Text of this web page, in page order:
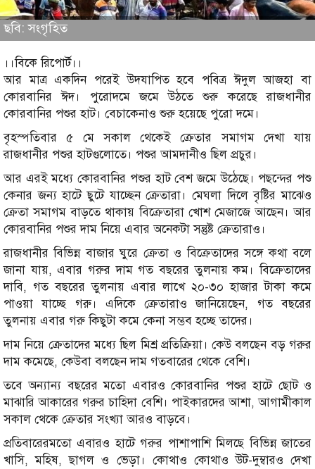
ছবি: সংগৃহিত
।।বিকে রিপোর্ট।।
আর মাত্র একদিন পরেই উদযাপিত হবে পবিত্র ঈদুল আজহা বা
কোরবানির ঈদ। পুরোদমে জমে উঠতে শুরু করেছে রাজধানীর
কোরবানির পশুর হাট। বেচাকেনাও শুরু হয়েছে পুরো দমে।
বৃহস্পতিবার ৫ মে সকাল থেকেই ক্রেতার সমাগম দেখা যায়
রাজধানীর পশুর হাটগুলোতে। পশুর আমদানীও ছিল প্রচুর।
আর এরই মধ্যে কোরবানির পশুর হাট বেশ জমে উঠেছে। পছন্দের পশু
কেনার জন্য হাটে ছুটে যাচ্ছেন ক্রেতারা। মেঘলা দিলে বৃষ্টির মাঝেও
ক্রেতা সমাগম বাড়তে থাকায় বিক্রেতারা খোশ মেজাজে আছেন। আর
কোরবানির পশুর দাম নিয়ে এবার অনেকটা সন্তুষ্ট ক্রেতারাও।
রাজধানীর বিভিন্ন বাজার ঘুরে ক্রেতা ও বিক্রেতাদের সঙ্গে কথা বলে
জানা যায়, এবার গরুর দাম গত বছরের তুলনায় কম। বিক্রেতাদের
দাবি, গত বছরের তুলনায় এবার লাখে ২০-৩০ হাজার টাকা কমে
পাওয়া যাচ্ছে গরু। এদিকে ক্রেতারাও জানিয়েছেন, গত বছরের
তুলনায় এবার গরু কিছুটা কমে কেনা সম্ভব হচ্ছে তাদের।
দাম নিয়ে ক্রেতাদের মধ্যে ছিল মিশ্র প্রতিক্রিয়া। কেউ বলছেন বড় গরুর
দাম কমেছে, কেউবা বলছেন দাম গতবারের থেকে বেশি।
তবে অন্যান্য বছরের মতো এবারও কোরবানির পশুর হাটে ছোট ও
মাঝারি আকারের গরুর চাহিদা বেশি। পাইকারদের আশা, আগামীকাল
সকাল থেকে ক্রেতার সংখ্যা আরও বাড়বে।
প্রতিবারেরমতো এবারও হাটে গরুর পাশাপাশি মিলছে বিভিন্ন জাতের
খাসি, মহিষ, ছাগল ও ভেড়া। কোথাও কোথাও উট-দুম্বারও দেখা